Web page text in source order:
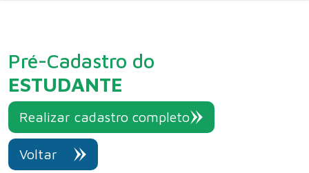
Pré-Cadastro do
ESTUDANTE
Realizar cadastro completo
Voltar